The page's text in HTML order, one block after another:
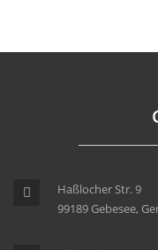
Haßlocher Str. 9
99189 Gebesee,